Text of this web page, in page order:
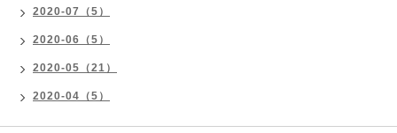
2020-07（5）
2020-06（5）
2020-05（21）
2020-04（5）